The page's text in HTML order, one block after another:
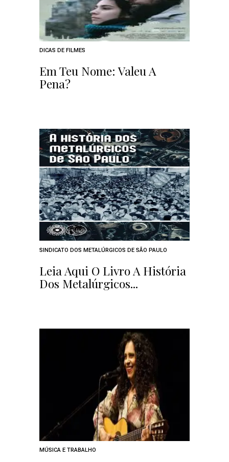
DICAS DE FILMES
Em Teu Nome: Valeu A
Pena?
SINDICATO DOS METALÚRGICOS DE SÃO PAULO
Leia Aqui O Livro A História
Dos Metalúrgicos...
MÚSICA E TRABALHO